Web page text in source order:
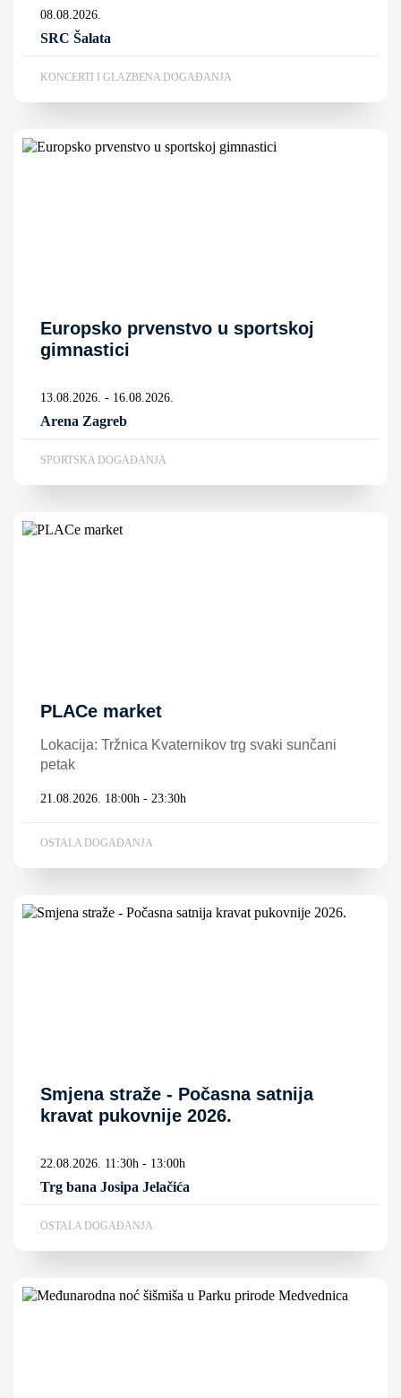
08.08.2026.
SRC Šalata
KONCERTI I GLAZBENA DOGAĐANJA
Europsko prvenstvo u sportskoj
gimnastici
13.08.2026. - 16.08.2026.
Arena Zagreb
SPORTSKA DOGAĐANJA
PLACe market
Lokacija: Tržnica Kvaternikov trg svaki sunčani
petak
21.08.2026. 18:00h - 23:30h
OSTALA DOGAĐANJA
Smjena straže - Počasna satnija
kravat pukovnije 2026.
22.08.2026. 11:30h - 13:00h
Trg bana Josipa Jelačića
OSTALA DOGAĐANJA